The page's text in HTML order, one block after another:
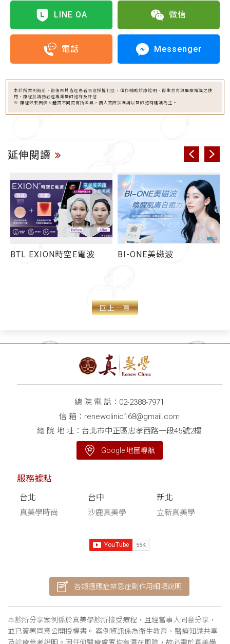
LINE OA 微信
電話 Messenger
本診所案例術前、術後照片皆經患者同意授權刊登，僅作輔助診療說明、衛生教育與醫療知識之使
用，療程前請務必經專業醫師諮詢及評估
※ 療程效果因個人體質不同而有所差異，個人實際狀況請以醫師諮詢建議為主。
延伸閱讀
BI-ONE美磁波
看上去比同齡人顯老，竟
回上一頁
總 院 電 話： 02-2388-7971
信 箱： renewclinic168@gmail.com
總 院 地 址：台北市中正區忠孝西路一段45號2樓
Google 地圖導航
服務據點
台北
真美學時尚
台中
沙鹿真美學
新北
立新真美學
各類適應症禁忌症副作用細項說明
本診所分享案例係於真美學診所接受療程，且經當事人同意分享，
並已簽署同意公開授權書。 案例資訊係為衛生教育、醫療知識共享